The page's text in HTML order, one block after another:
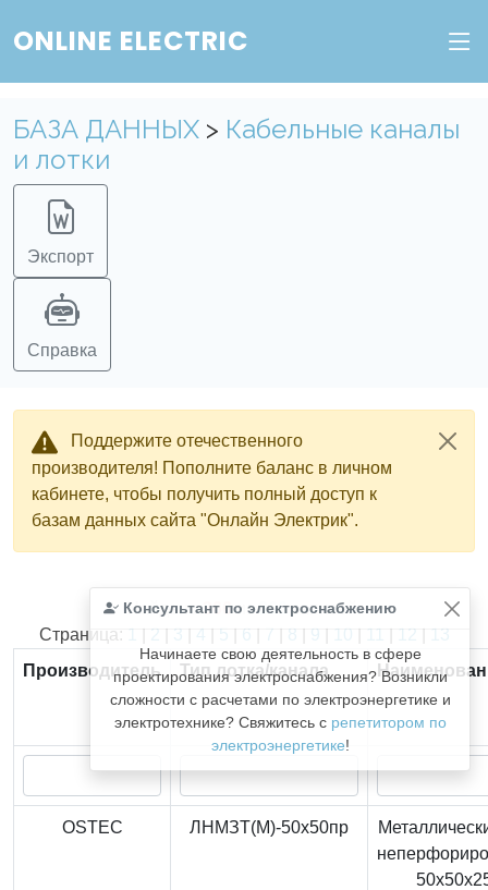
ONLINE ELECTRIC
БАЗА ДАННЫХ > Кабельные каналы
и лотки
Экспорт
Справка
Поддержите отечественного
производителя! Пополните баланс в личном
кабинете, чтобы получить полный доступ к
базам данных сайта "Онлайн Электрик".
Консультант по электроснабжению
Начинаете свою деятельность в сфере
проектирования электроснабжения? Возникли
сложности с расчетами по электроэнергетике и
электротехнике? Свяжитесь с репетитором по
электроэнергетике!
Найдено366из366записей.
Страница: 1 | 2 | 3 | 4 | 5 | 6 | 7 | 8 | 9 | 10 | 11 | 12 | 13
Производитель
Тип лотка/канала
OSTEC ЛНМЗТ(М)-50x50пр